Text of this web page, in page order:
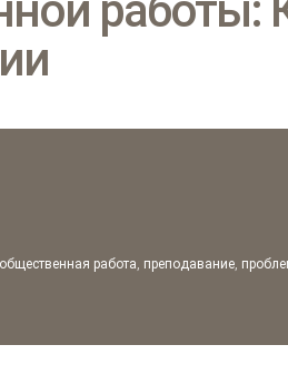
общественная работа, преподавание,